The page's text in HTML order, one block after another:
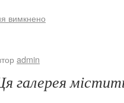
вимкнено
admin
галерея